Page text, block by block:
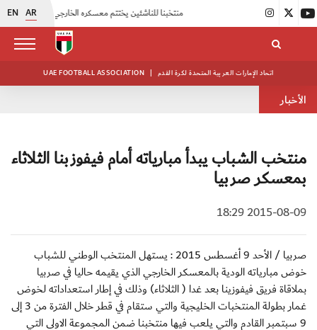
EN AR
|
UAE FOOTBALL ASSOCIATION | اتحاد الإمارات العربية المتحدة لكرة القدم
الأخبار
منتخب الشباب يبدأ مبارياته أمام فيفوزبنا الثلاثاء
بمعسكر صربيا
2015-08-09 18:29
صربيا / الأحد 9 أغسطس 2015 : يستهل المنتخب الوطني للشباب
خوض مبارياته الودية بالمعسكر الخارجي الذي يقيمه حاليا في صربيا
بملاقاة فريق فيفوزينا بعد غدا ( الثلاثاء) وذلك في إطار استعداداته لخوض
غمار بطولة المنتخبات الخليجية والتي ستقام في قطر خلال الفترة من 3 إلى
9 سبتمبر القادم والتي يلعب فيها منتخبنا ضمن المجموعة الاولى التي